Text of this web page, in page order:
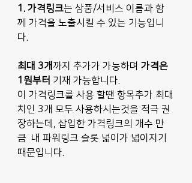
1. 가격링크는 상품/서비스 이름과 함
께 가격을 노출시킬 수 있는 기능입니
다.
최대 3개 까지 추가가 가능하며 가격은
1원부터 기재 가능합니다.
이 가격링크를 사용 할땐 항목추가 최대
치인 3개 모두 사용하시는것을 적극 권
장하는데, 삽입한 가격링크의 개수 만
큼  내 파워링크 슬롯 넓이가 넓이지기
때문입니다.